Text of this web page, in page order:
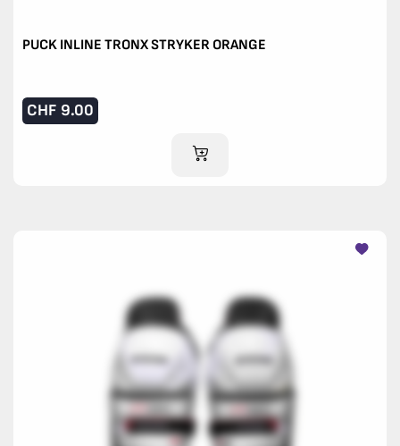
PUCK INLINE TRONX STRYKER ORANGE
CHF 9.00
AJOUTER AU PANIER